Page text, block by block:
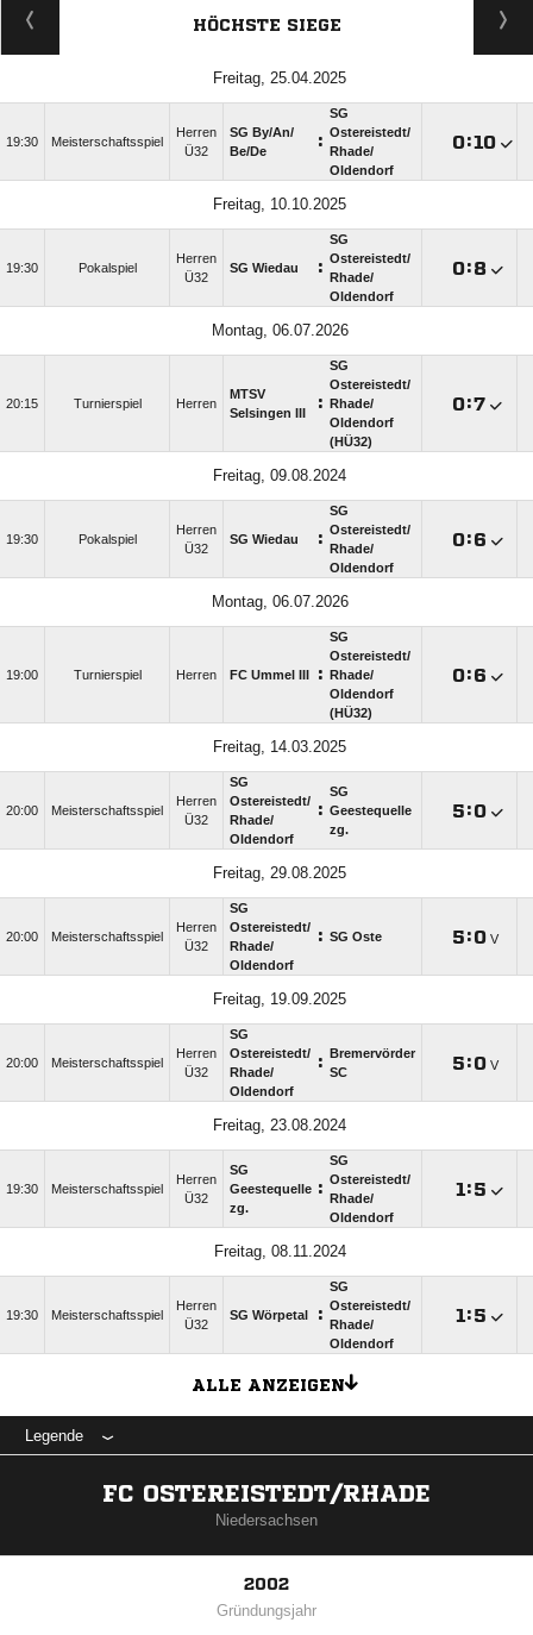
HÖCHSTE SIEGE
Freitag, 25.04.2025
19:30 Meisterschaftsspiel
Herren
Ü32
SG By/​An/​
Be/​De
:
SG
Ostereistedt/​
Rhade/​
Oldendorf
:
Freitag, 10.10.2025
19:30 Pokalspiel
Herren
Ü32
SG Wiedau :
SG
Ostereistedt/​
Rhade/​
Oldendorf
:
Montag, 06.07.2026
20:15 Turnierspiel Herren
MTSV
Selsingen III
:
SG
Ostereistedt/​
Rhade/​
Oldendorf
(HÜ32)
:
Freitag, 09.08.2024
19:30 Pokalspiel
Herren
Ü32
SG Wiedau :
SG
Ostereistedt/​
Rhade/​
Oldendorf
:
Montag, 06.07.2026
19:00 Turnierspiel Herren FC Ummel III :
SG
Ostereistedt/​
Rhade/​
Oldendorf
(HÜ32)
:
Freitag, 14.03.2025
20:00 Meisterschaftsspiel
Herren
Ü32
SG
Ostereistedt/​
Rhade/​
Oldendorf
:
SG
Geestequelle
zg.
:
Freitag, 29.08.2025
20:00 Meisterschaftsspiel
Herren
Ü32
SG
Ostereistedt/​
Rhade/​
Oldendorf
: SG Oste : V
Freitag, 19.09.2025
20:00 Meisterschaftsspiel
Herren
Ü32
SG
Ostereistedt/​
Rhade/​
Oldendorf
:
Bremervörder
SC
: V
Freitag, 23.08.2024
19:30 Meisterschaftsspiel
Herren
Ü32
SG
Geestequelle
zg.
:
SG
Ostereistedt/​
Rhade/​
Oldendorf
:
Freitag, 08.11.2024
19:30 Meisterschaftsspiel
Herren
Ü32
SG Wörpetal :
SG
Ostereistedt/​
Rhade/​
Oldendorf
:
ALLE ANZEIGEN
Legende
FC OSTEREISTEDT/RHADE
Niedersachsen
2002
Gründungsjahr